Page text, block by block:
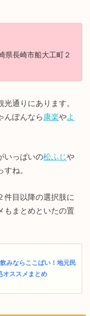
県長崎市船大工町２
通りにあります。
んぽんなら 康楽やよ
いっぱいの松ふじや
ね。
件目以降の選択肢に
もまとめといたの置
みならここばい！地元民
オススメまとめ